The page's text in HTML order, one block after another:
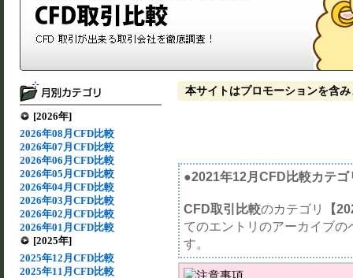
[2026年]
2026年08月CFD比較
2026年07月CFD比較
2026年06月CFD比較
2026年05月CFD比較
2026年04月CFD比較
2026年03月CFD比較
2026年02月CFD比較
2026年01月CFD比較
[2025年]
2025年12月CFD比較
2025年11月CFD比較
本サイトはプロモーションを含み
●2021年12月CFD比較カテゴ
CFD取引比較のカテゴリ
【
てのエントリのアーカイブ
す。